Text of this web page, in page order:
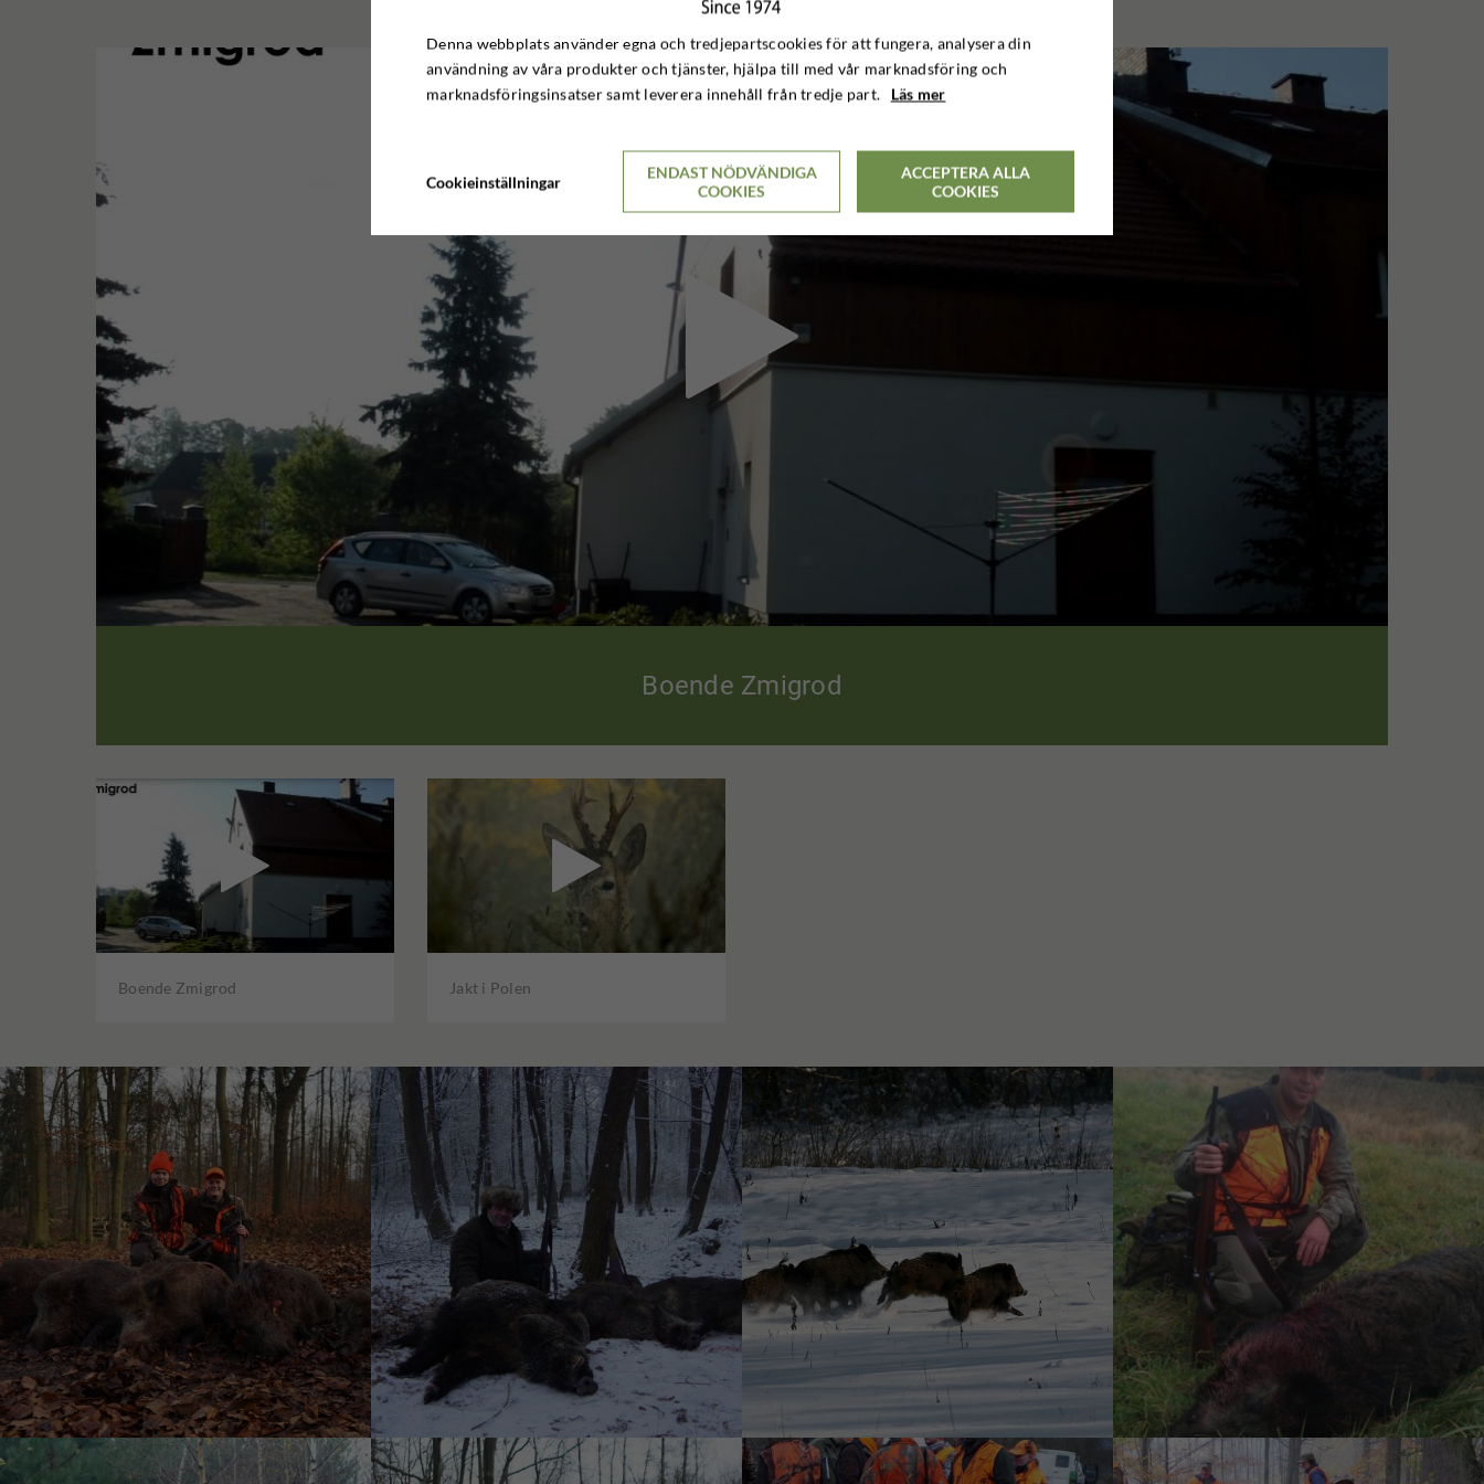

Boende Zmigrod

Boende Zmigrod

Jakt i Polen
Denna webbplats använder egna och tredjepartscookies för att fungera, analysera din
användning av våra produkter och tjänster, hjälpa till med vår marknadsföring och
marknadsföringsinsatser samt leverera innehåll från tredje part. Läs mer
Cookieinställningar
ENDAST NÖDVÄNDIGA
COOKIES
ACCEPTERA ALLA
COOKIES